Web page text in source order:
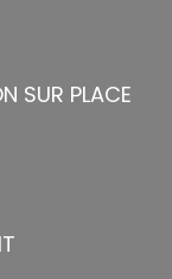
SUR PLACE